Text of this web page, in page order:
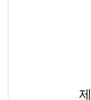
제